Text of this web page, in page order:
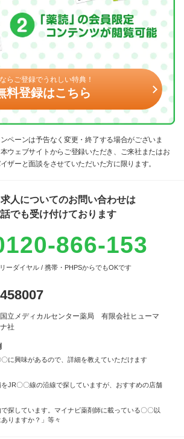
らご登録でうれしい特典！
料登録はこちら
ペーンは予告なく変更・終了する場合がございま
ウェブサイトからご登録いただき、ご来社またはお
ザーと面談をさせていただいた方に限ります。
人についてのお問い合わせは
でも受け付けております
866-153
ーダイヤル / 携帯・PHPSからでもOKです
458007
国立メディカルセンター薬局 有限会社ヒューマ
ナ社
〇に興味があるので、詳細を教えていただけます
をJR〇〇線の沿線で探していますが、おすすめの店舗
で探しています。マイナビ薬剤師に載っている〇〇以
りますか？」等々